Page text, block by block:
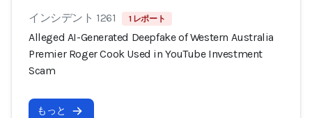
インシデント 1261 1 レポート
Alleged AI-Generated Deepfake of Western Australia
Premier Roger Cook Used in YouTube Investment
Scam
もっと